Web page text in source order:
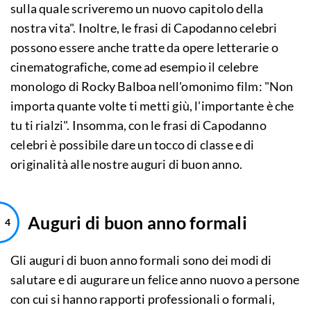
sulla quale scriveremo un nuovo capitolo della
nostra vita". Inoltre, le frasi di Capodanno celebri
possono essere anche tratte da opere letterarie o
cinematografiche, come ad esempio il celebre
monologo di Rocky Balboa nell'omonimo film: "Non
importa quante volte ti metti giù, l'importante è che
tu ti rialzi". Insomma, con le frasi di Capodanno
celebri è possibile dare un tocco di classe e di
originalità alle nostre auguri di buon anno.
Auguri di buon anno formali
Gli auguri di buon anno formali sono dei modi di
salutare e di augurare un felice anno nuovo a persone
con cui si hanno rapporti professionali o formali,